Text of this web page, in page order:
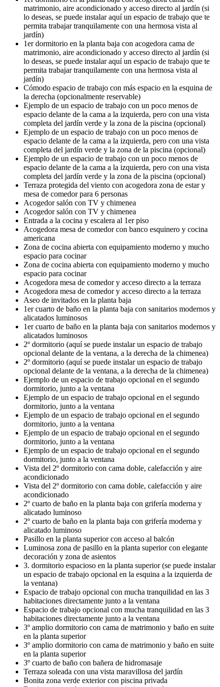
matrimonio, aire acondicionado y acceso directo al jardín (si
lo deseas, se puede instalar aquí un espacio de trabajo que te
permita trabajar tranquilamente con una hermosa vista al
jardín)
1er dormitorio en la planta baja con acogedora cama de
matrimonio, aire acondicionado y acceso directo al jardín (si
lo deseas, se puede instalar aquí un espacio de trabajo que te
permita trabajar tranquilamente con una hermosa vista al
jardín)
Cómodo espacio de trabajo con más espacio en la esquina de
la derecha (opcionalmente reservable)
Ejemplo de un espacio de trabajo con un poco menos de
espacio delante de la cama a la izquierda, pero con una vista
completa del jardín verde y la zona de la piscina (opcional)
Ejemplo de un espacio de trabajo con un poco menos de
espacio delante de la cama a la izquierda, pero con una vista
completa del jardín verde y la zona de la piscina (opcional)
Ejemplo de un espacio de trabajo con un poco menos de
espacio delante de la cama a la izquierda, pero con una vista
completa del jardín verde y la zona de la piscina (opcional)
Terraza protegida del viento con acogedora zona de estar y
mesa de comedor para 6 personas
Acogedor salón con TV y chimenea
Acogedor salón con TV y chimenea
Entrada a la cocina y escalera al 1er piso
Acogedora mesa de comedor con banco esquinero y cocina
americana
Zona de cocina abierta con equipamiento moderno y mucho
espacio para cocinar
Zona de cocina abierta con equipamiento moderno y mucho
espacio para cocinar
Acogedora mesa de comedor y acceso directo a la terraza
Acogedora mesa de comedor y acceso directo a la terraza
Aseo de invitados en la planta baja
1er cuarto de baño en la planta baja con sanitarios modernos y
alicatados luminosos
1er cuarto de baño en la planta baja con sanitarios modernos y
alicatados luminosos
2º dormitorio (aquí se puede instalar un espacio de trabajo
opcional delante de la ventana, a la derecha de la chimenea)
2º dormitorio (aquí se puede instalar un espacio de trabajo
opcional delante de la ventana, a la derecha de la chimenea)
Ejemplo de un espacio de trabajo opcional en el segundo
dormitorio, junto a la ventana
Ejemplo de un espacio de trabajo opcional en el segundo
dormitorio, junto a la ventana
Ejemplo de un espacio de trabajo opcional en el segundo
dormitorio, junto a la ventana
Ejemplo de un espacio de trabajo opcional en el segundo
dormitorio, junto a la ventana
Ejemplo de un espacio de trabajo opcional en el segundo
dormitorio, junto a la ventana
Vista del 2º dormitorio con cama doble, calefacción y aire
acondicionado
Vista del 2º dormitorio con cama doble, calefacción y aire
acondicionado
2º cuarto de baño en la planta baja con grifería moderna y
alicatado luminoso
2º cuarto de baño en la planta baja con grifería moderna y
alicatado luminoso
Pasillo en la planta superior con acceso al balcón
Luminosa zona de pasillo en la planta superior con elegante
decoración y zona de asientos
3. dormitorio espacioso en la planta superior (se puede instalar
un espacio de trabajo opcional en la esquina a la izquierda de
la ventana)
Espacio de trabajo opcional con mucha tranquilidad en las 3
habitaciones directamente junto a la ventana
Espacio de trabajo opcional con mucha tranquilidad en las 3
habitaciones directamente junto a la ventana
3º amplio dormitorio con cama de matrimonio y baño en suite
en la planta superior
3º amplio dormitorio con cama de matrimonio y baño en suite
en la planta superior
3º cuarto de baño con bañera de hidromasaje
Terraza soleada con una vista maravillosa del jardín
Bonita zona verde exterior con piscina privada